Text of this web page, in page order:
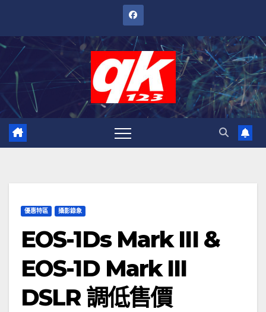
內
優惠特區 攝影錄象
EOS-1Ds Mark III &
EOS-1D Mark III
DSLR 調低售價